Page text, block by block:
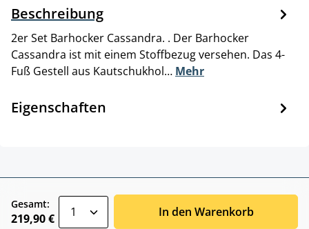
Beschreibung
2er Set Barhocker Cassandra. . Der Barhocker
Cassandra ist mit einem Stoffbezug versehen. Das 4-
Fuß Gestell aus Kautschukhol… Mehr
Eigenschaften
Gesamt:
219,90 € In den Warenkorb